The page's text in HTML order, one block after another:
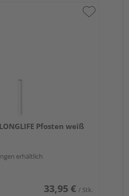
Pfosten weiß
erhältlich
33,95 € / Stk.